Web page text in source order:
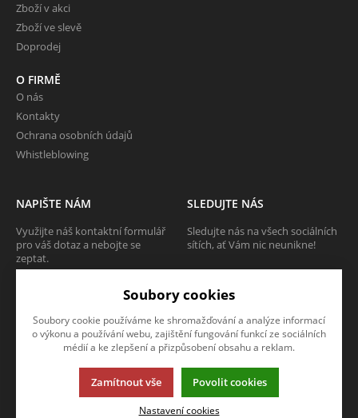
Zboží v akci
Zboží ve slevě
Doprodej
O FIRMĚ
O nás
Kontakty
Ochrana osobních údajů
Whistleblowing
NAPIŠTE NÁM
Využijte náš kontaktní formulář
pro váš dotaz a nebojte se
zeptat.
SLEDUJTE NÁS
Sledujte nás na všech sociálních
sítích, ať Vám nic neunikne!
© 2013-2026 Internetový obchod TECAM PCV a.s.
K2 e-shop - První e-shop, který uřídí celou vaši firmu.
Soubory cookies
Soubory cookie používáme ke shromažďování a analýze informací
o výkonu a používání webu, zajištění fungování funkcí ze sociálních
médií a ke zlepšení a přizpůsobení obsahu a reklam.
Zamítnout vše Povolit cookies
Nastavení cookies